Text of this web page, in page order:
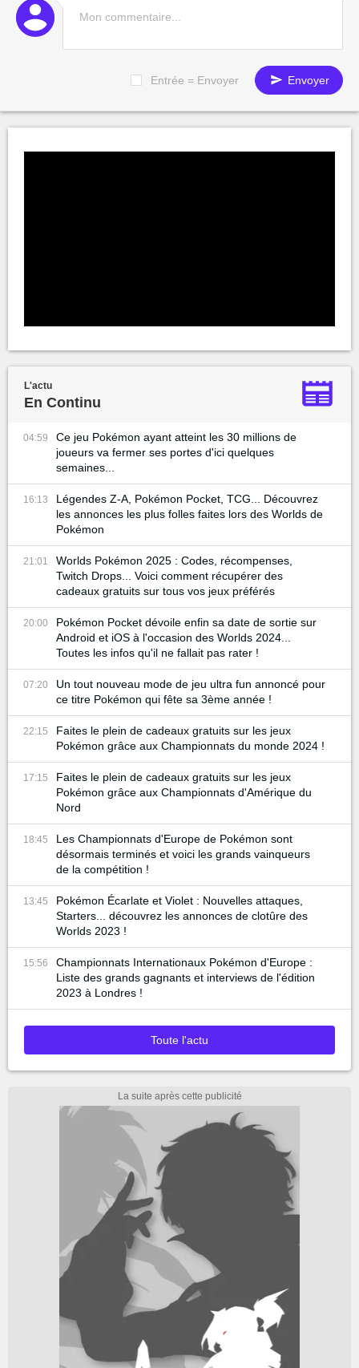
Entrée = Envoyer Envoyer
L'actu
En Continu
04:59
Ce jeu Pokémon ayant atteint les 30 millions de
joueurs va fermer ses portes d'ici quelques
semaines...
16:13
Légendes Z-A, Pokémon Pocket, TCG... Découvrez
les annonces les plus folles faites lors des Worlds de
Pokémon
21:01
Worlds Pokémon 2025 : Codes, récompenses,
Twitch Drops... Voici comment récupérer des
cadeaux gratuits sur tous vos jeux préférés
20:00
Pokémon Pocket dévoile enfin sa date de sortie sur
Android et iOS à l'occasion des Worlds 2024...
Toutes les infos qu'il ne fallait pas rater !
07:20
Un tout nouveau mode de jeu ultra fun annoncé pour
ce titre Pokémon qui fête sa 3ème année !
22:15
Faites le plein de cadeaux gratuits sur les jeux
Pokémon grâce aux Championnats du monde 2024 !
17:15
Faites le plein de cadeaux gratuits sur les jeux
Pokémon grâce aux Championnats d'Amérique du
Nord
18:45
Les Championnats d'Europe de Pokémon sont
désormais terminés et voici les grands vainqueurs
de la compétition !
13:45
Pokémon Écarlate et Violet : Nouvelles attaques,
Starters... découvrez les annonces de clotûre des
Worlds 2023 !
15:56
Championnats Internationaux Pokémon d'Europe :
Liste des grands gagnants et interviews de l'édition
2023 à Londres !
Toute l'actu